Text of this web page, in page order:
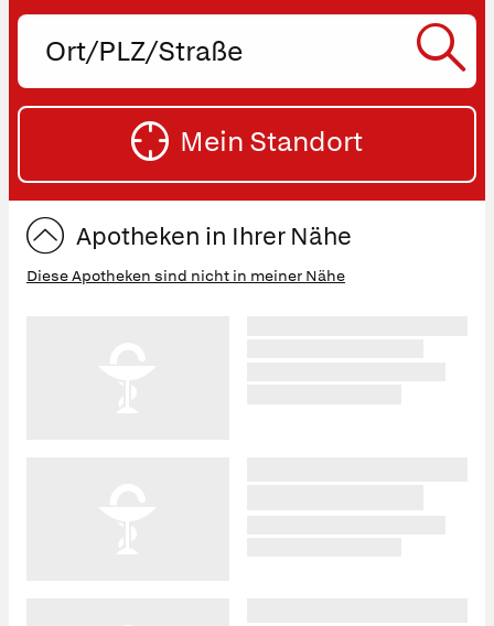
Ort,
oder
Straße
Mein Standort
Apotheken in Ihrer Nähe
Diese Apotheken sind nicht in meiner Nähe